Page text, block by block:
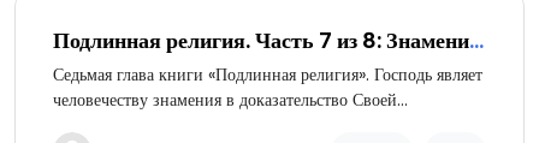
Подлинная религия. Часть 7 из 8: Знамения
Бога
Седьмая глава книги «Подлинная религия». Господь являет
человечеству знамения в доказательство Своей